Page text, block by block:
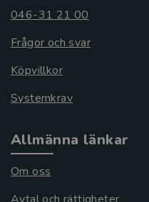
046-31 21 00
Frågor och svar
Köpvillkor
Systemkrav
Allmänna länkar
Om oss